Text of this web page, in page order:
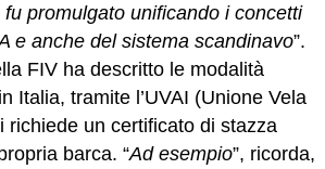
promulgato unificando i concetti
e anche del sistema scandinavo”.
FIV ha descritto le modalità
Italia, tramite l’UVAI (Unione Vela
richiede un certificato di stazza
barca. “Ad esempio”, ricorda,